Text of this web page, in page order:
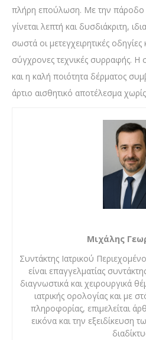
πλήρη επούλωση. Με την
γίνεται λεπτή και δυσδιάκριτη,
σωστά οι μετεγχειρητικές
σύγχρονες τεχνικές συρραφής. Η
και η καλή ποιότητα δέρματος
άρτιο αισθητικό αποτέλεσμα
Μιχάλης
Συντάκτης Ιατρικού
είναι επαγγελματίας
διαγνωστικά και χειρουργικά
ιατρικής ορολογίας και με
πληροφορίας, επιμελείται
εικόνα και την εξειδίκευση